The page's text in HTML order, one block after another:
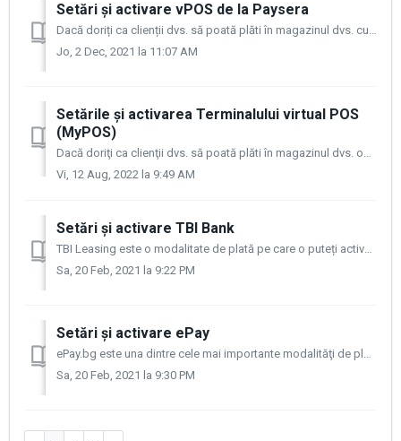
Setări și activare vPOS de la Paysera
Dacă doriți ca clienții dvs. să poată plăti în magazinul dvs. cu mai multe modalităţi de plată și să primiți banii direct în contul dvs., CloudCart vă ofe...
Jo, 2 Dec, 2021 la 11:07 AM
Setările și activarea Terminalului virtual POS
(MyPOS)
Dacă doriţi ca clienţii dvs. să poată plăti în magazinul dvs. online cu cardurile lor de credit şi/sau de debit, iar dvs. să primiţi banii direct în cont...
Vi, 12 Aug, 2022 la 9:49 AM
Setări și activare TBI Bank
TBI Leasing este o modalitate de plată pe care o puteți activa cu ușurință în magazinul dvs. online și astfel puteți oferi clienților dvs. posibilitatea d...
Sa, 20 Feb, 2021 la 9:22 PM
Setări și activare ePay
ePay.bg este una dintre cele mai importante modalităţi de plată pe teritoriul Bulgariei. ePay.bg este un procesor de plăți care vă permite să primiți sau ...
Sa, 20 Feb, 2021 la 9:30 PM